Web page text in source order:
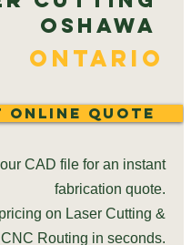
Oshawa
Ontario
Quote
CAD file for an instant
fabrication quote.
on Laser Cutting &
CNC Routing in seconds.